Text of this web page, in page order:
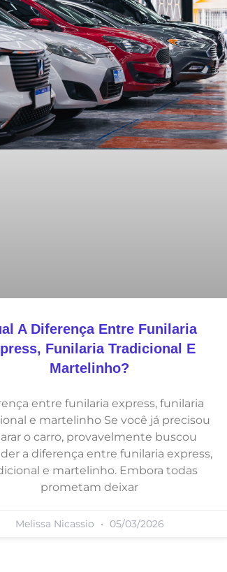
A Diferença Entre Funilaria
Funilaria Tradicional E
Martelinho?
entre funilaria express, funilaria
e martelinho Se você já precisou
o carro, provavelmente buscou
a diferença entre funilaria express,
e martelinho. Embora todas
prometam deixar
Melissa Nicassio 05/03/2026